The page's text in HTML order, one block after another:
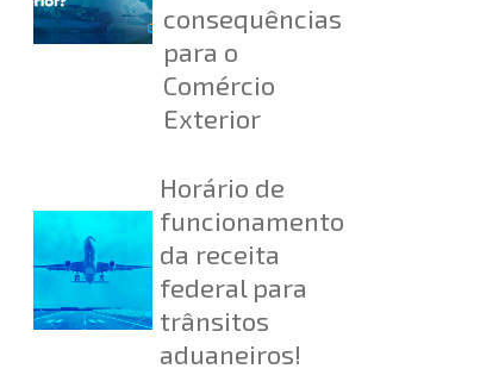
consequências
para o
Comércio
Exterior
Horário de
funcionamento
da receita
federal para
trânsitos
aduaneiros!